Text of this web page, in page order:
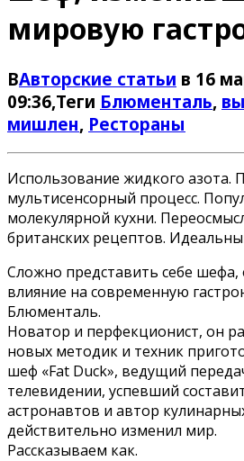
мировую
ВАвторские статьи в 16
09:36,Теги Блюменталь,
мишлен, Рестораны
Использование жидкого азота.
мультисенсорный процесс.
молекулярной кухни.
британских рецептов.
Сложно представить себе
влияние на современную
Блюменталь.
Новатор и перфекционист, он
новых методик и техник
шеф «Fat Duck», ведущий
телевидении, успевший
астронавтов и автор
действительно изменил мир.
Рассказываем как.